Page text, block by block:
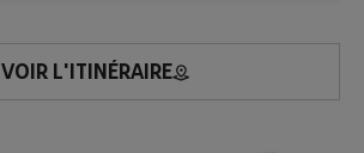
VOIR L'ITINÉRAIRE